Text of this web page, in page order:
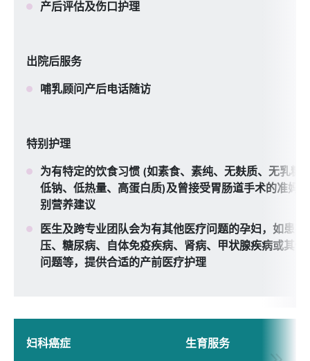
产后评估及伤口护理
出院后服务
哺乳顾问产后电话随访
特别护理
为有特定的饮食习惯 (如素食、素纯、无麸质、无乳糖
低钠、低热量、高蛋白质)及曾接受胃肠道手术的准妈
别营养建议
医生及跨专业团队会为有其他医疗问题的孕妇，如患有
压、糖尿病、自体免疫疾病、肾病、甲状腺疾病或其他
问题等，提供合适的产前医疗护理
妇科癌症 生育服务